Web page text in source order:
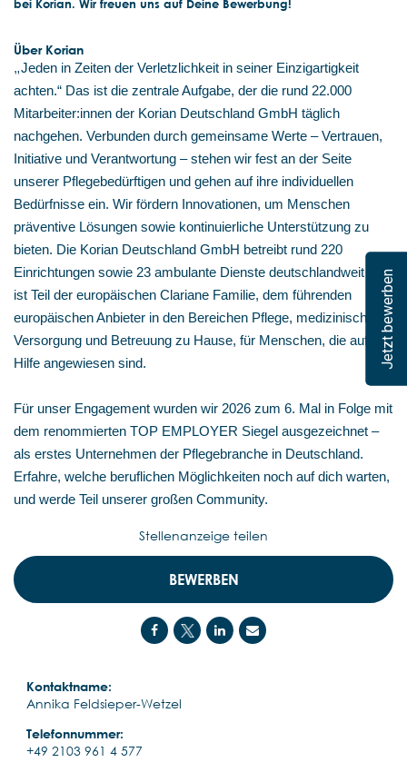
Jetzt bewerben
bei Korian. Wir freuen uns auf Deine Bewerbung!
Über Korian
„Jeden in Zeiten der Verletzlichkeit in seiner Einzigartigkeit
achten.“ Das ist die zentrale Aufgabe, der die rund 22.000
Mitarbeiter:innen der Korian Deutschland GmbH täglich
nachgehen. Verbunden durch gemeinsame Werte – Vertrauen,
Initiative und Verantwortung – stehen wir fest an der Seite
unserer Pflegebedürftigen und gehen auf ihre individuellen
Bedürfnisse ein. Wir fördern Innovationen, um Menschen
präventive Lösungen sowie kontinuierliche Unterstützung zu
bieten. Die Korian Deutschland GmbH betreibt rund 220
Einrichtungen sowie 23 ambulante Dienste deutschlandweit und
ist Teil der europäischen Clariane Familie, dem führenden
europäischen Anbieter in den Bereichen Pflege, medizinische
Versorgung und Betreuung zu Hause, für Menschen, die auf
Hilfe angewiesen sind.
Für unser Engagement wurden wir 2026 zum 6. Mal in Folge mit
dem renommierten TOP EMPLOYER Siegel ausgezeichnet –
als erstes Unternehmen der Pflegebranche in Deutschland.
Erfahre, welche beruflichen Möglichkeiten noch auf dich warten,
und werde Teil unserer großen Community.
BEWERBEN
Kontaktname:
Annika Feldsieper-Wetzel
Telefonnummer:
+49 2103 961 4 577
Stellenanzeige teilen